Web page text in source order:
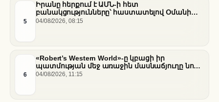
5
Իրանը հերքում է ԱՄՆ-ի հետ
բանակցությունները՝ հաստատելով Օմանի
միջնորդությամբ քննարկումները Հորմուզի
04/08/2026, 08:15
6
«Robert’s Western World»-ը կբացի իր
պատմության մեջ առաջին մասնաճյուղը նոր
«Nissan Stadium» մարզադաշտում
04/08/2026, 11:15